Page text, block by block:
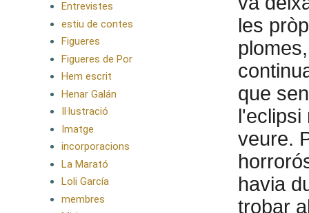
les
que
veure.
havia
trobar
Entrevistes
estiu de contes
Figueres
Figueres de Por
Hem escrit
Henar Galán
Il·lustració
Imatge
incorporacions
La Marató
Loli García
membres